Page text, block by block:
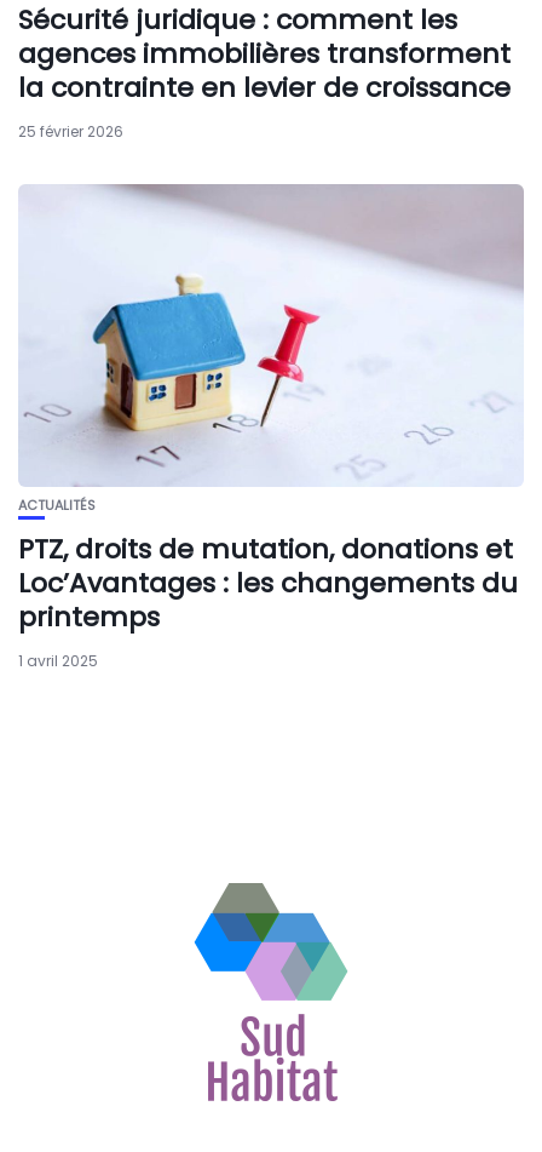
Sécurité juridique : comment les
agences immobilières transforment
la contrainte en levier de croissance
25 février 2026
ACTUALITÉS
PTZ, droits de mutation, donations et
Loc’Avantages : les changements du
printemps
1 avril 2025